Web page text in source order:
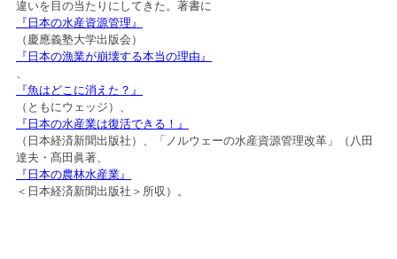
違いを目の当たりにしてきた。著書に
『日本の水産資源管理』
（慶應義塾大学出版会）
『日本の漁業が崩壊する本当の理由』
、
『魚はどこに消えた？』
（ともにウェッジ）、
『日本の水産業は復活できる！』
（日本経済新聞出版社）、「ノルウェーの水産資源管理改革」（八田
達夫・髙田眞著、
『日本の農林水産業』
＜日本経済新聞出版社＞所収）。